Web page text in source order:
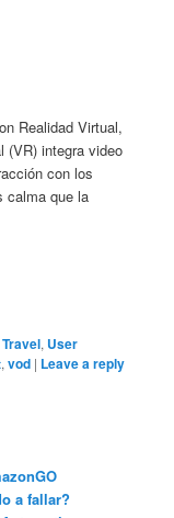
Realidad Virtual,
(VR) integra video
con los
calma que la
Travel, User
,vod | Leave a reply
a fallar?